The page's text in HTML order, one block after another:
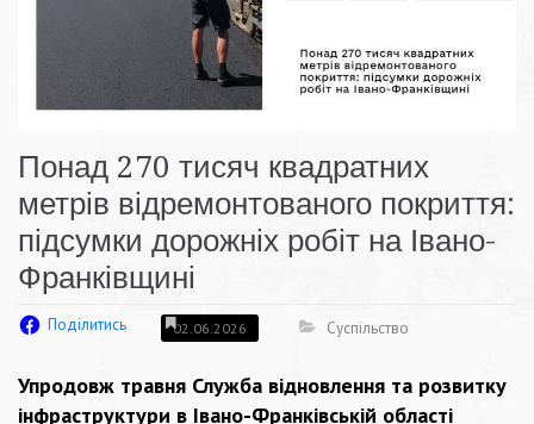
Понад 270 тисяч квадратних
метрів відремонтованого покриття:
підсумки дорожніх робіт на Івано-
Франківщині
Поділитись 02.06.2026 Суспільство
Упродовж травня Служба відновлення та розвитку
інфраструктури в Івано-Франківській області